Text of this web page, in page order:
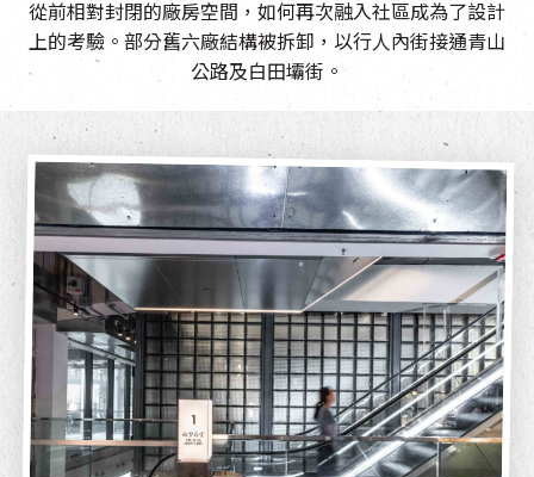
從前相對封閉的廠房空間，如何再次融入社區成為了設計
上的考驗。部分舊六廠結構被拆卸，以行人內街接通青山
公路及白田壩街。